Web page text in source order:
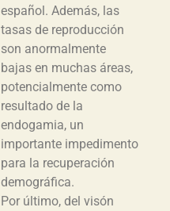
español. Además, las
tasas de reproducción
son anormalmente
bajas en muchas áreas,
potencialmente como
resultado de la
endogamia, un
importante impedimento
para la recuperación
demográfica.
Por último, del visón